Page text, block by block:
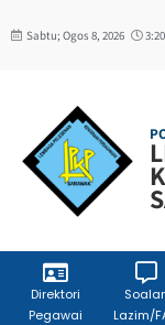
to
Sabtu; Ogos 8, 2026
W3C
Direktori
Pegawai
Lazim/